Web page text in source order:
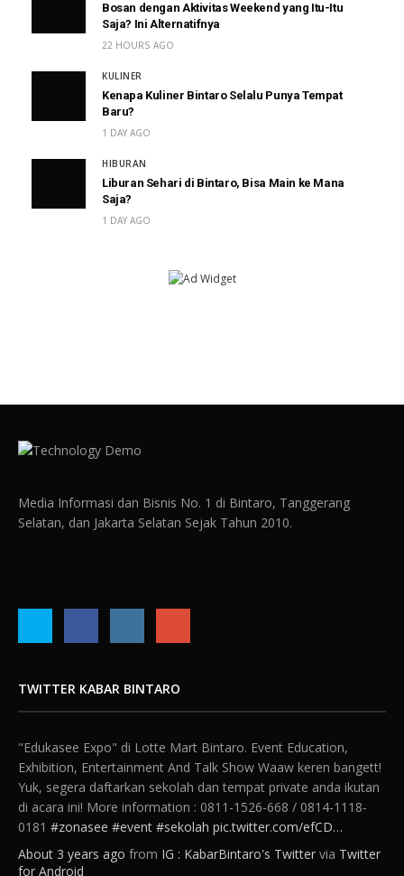
Bosan dengan Aktivitas Weekend yang Itu-Itu
Saja? Ini Alternatifnya
22 HOURS AGO
KULINER
Kenapa Kuliner Bintaro Selalu Punya Tempat
Baru?
1 DAY AGO
HIBURAN
Liburan Sehari di Bintaro, Bisa Main ke Mana
Saja?
1 DAY AGO
Media Informasi dan Bisnis No. 1 di Bintaro, Tanggerang
Selatan, dan Jakarta Selatan Sejak Tahun 2010.
TWITTER KABAR BINTARO
"Edukasee Expo" di Lotte Mart Bintaro. Event Education,
Exhibition, Entertainment And Talk Show Waaw keren bangett!
Yuk, segera daftarkan sekolah dan tempat private anda ikutan
di acara ini! More information : 0811-1526-668 / 0814-1118-
0181#zonasee #event #sekolah pic.twitter.com/efCD…
About 3 years ago from IG : KabarBintaro's Twitter via Twitter
for Android